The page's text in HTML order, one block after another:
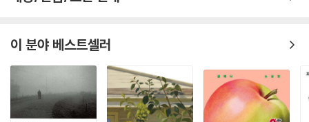
이 분야 베스트셀러